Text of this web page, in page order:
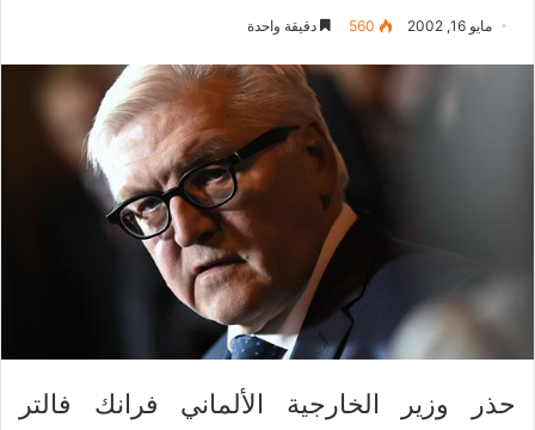
مايو 16, 2002 560 دقيقة واحدة
حذر وزير الخارجية الألماني فرانك فالتر